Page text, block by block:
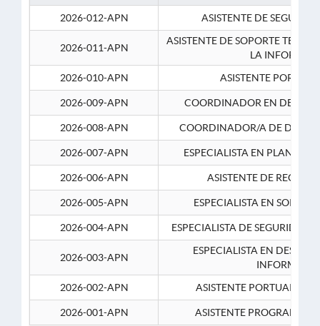
2026-012-APN ASISTENTE DE
2026-011-APN
ASISTENTE DE SOPORTE
LA
2026-010-APN
ASISTENTE
2026-009-APN COORDINADOR EN
2026-008-APN COORDINADOR/A DE
2026-007-APN ESPECIALISTA EN
2026-006-APN ASISTENTE DE
2026-005-APN ESPECIALISTA EN
2026-004-APN ESPECIALISTA DE SEGURIDAD
2026-003-APN
ESPECIALISTA EN
2026-002-APN
ASISTENTE PORTUARIO 2-
2026-001-APN ASISTENTE